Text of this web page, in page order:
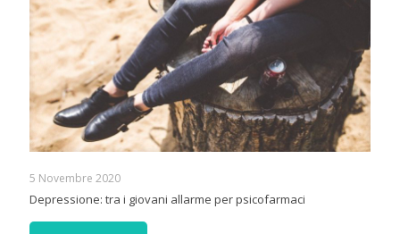
5 Novembre 2020
Depressione: tra i giovani allarme per psicofarmaci